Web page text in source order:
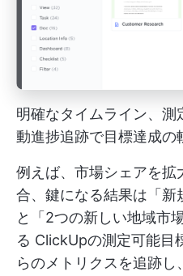
明確なタイムライン、測
動進捗追跡で目標達成の
例えば、市場シェアを拡
合、鍵になる結果は「新
と「2つの新しい地域市
る ClickUpの測定可能目
らのメトリクスを追跡